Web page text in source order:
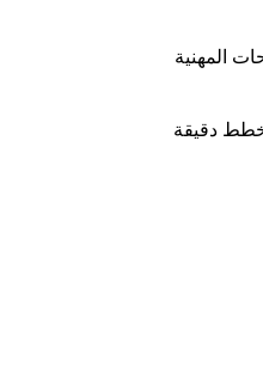
المهنية
خطط دقيقة